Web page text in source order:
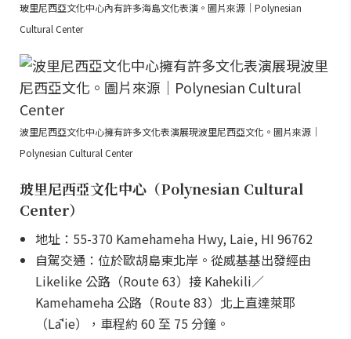
玻里尼西亞文化中心內有許多海島文化表演。圖片來源｜Polynesian
Cultural Center
波里尼西亞文化中心擁有許多文化表演展現波里尼西亞文化。圖片來源｜
Polynesian Cultural Center
玻里尼西亞文化中心（Polynesian Cultural
Center）
地址：55-370 Kamehameha Hwy, Laie, HI 96762
自駕交通：位於歐胡島東北岸。從威基基出發經由
Likelike 公路（Route 63）接 Kahekili／
Kamehameha 公路（Route 83）北上直達萊耶
（Lāʻie），車程約 60 至 75 分鐘。